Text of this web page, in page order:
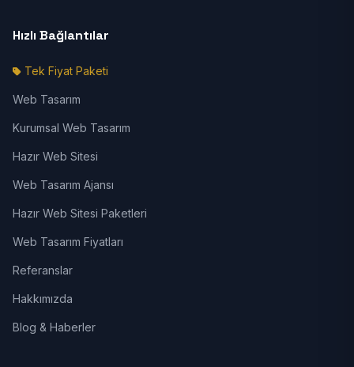
Hızlı Bağlantılar
Tek Fiyat Paketi
Web Tasarım
Kurumsal Web Tasarım
Hazır Web Sitesi
Web Tasarım Ajansı
Hazır Web Sitesi Paketleri
Web Tasarım Fiyatları
Referanslar
Hakkımızda
Blog & Haberler